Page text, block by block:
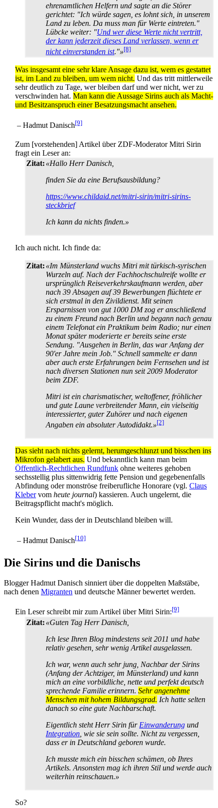
ehrenamtlichen Helfern und sagte an die Störer
gerichtet: "Ich würde sagen, es lohnt sich, in unserem
Land zu leben. Da muss man für Werte eintreten."
Lübcke weiter: "Und wer diese Werte nicht vertritt,
der kann jederzeit dieses Land verlassen, wenn er
nicht einverstanden ist."»[8]
Was insgesamt eine sehr klare Ansage dazu ist, wem es gestattet
ist, im Land zu bleiben, um wem nicht. Und das tritt mittlerweile
sehr deutlich zu Tage, wer bleiben darf und wer nicht, wer zu
verschwinden hat. Man kann die Aussage Sirins auch als Macht-
und Besitzanspruch einer Besatzungsmacht ansehen.
– Hadmut Danisch[9]
Zum [vorstehenden] Artikel über ZDF-Moderator Mitri Sirin
fragt ein Leser an:
Zitat: «Hallo Herr Danisch,
finden Sie da eine Berufsausbildung?
https://www.childaid.net/mitri-sirin/mitri-sirins-
steckbrief
Ich kann da nichts finden.»
Ich auch nicht. Ich finde da:
Zitat: «Im Münsterland wuchs Mitri mit türkisch-syrischen
Wurzeln auf. Nach der Fachhochschulreife wollte er
ursprünglich Reise­verkehrs­kaufmann werden, aber
nach 39 Absagen auf 39 Bewerbungen flüchtete er
sich erstmal in den Zivildienst. Mit seinen
Ersparnissen von gut 1000 DM zog er anschließend
zu einem Freund nach Berlin und begann nach genau
einem Telefonat ein Praktikum beim Radio; nur einen
Monat später moderierte er bereits seine erste
Sendung. "Ausgehen in Berlin, das war Anfang der
90'er Jahre mein Job." Schnell sammelte er dann
aber auch erste Erfahrungen beim Fernsehen und ist
nach diversen Stationen nun seit 2009 Moderator
beim ZDF.
Mitri ist ein charismatischer, weltoffener, fröhlicher
und gute Laune verbreitender Mann, ein vielseitig
interessierter, guter Zuhörer und nach eigenen
Angaben ein absoluter Autodidakt.»[2]
Das sieht nach nichts gelernt, herumgeschlunzt und bisschen ins
Mikrofon gelabert aus. Und bekanntlich kann man beim
Öffentlich-Rechtlichen Rundfunk ohne weiteres gehoben
sechsstellig plus sittenwidrig fette Pension und gegebenenfalls
Abfindung oder monströse freiberufliche Honorare (vgl. Claus
Klebervom heute journal) kassieren. Auch ungelernt, die
Beitragspflicht macht's möglich.
Kein Wunder, dass der in Deutschland bleiben will.
– Hadmut Danisch[10]
Die Sirins und die Danischs
Blogger Hadmut Danisch sinniert über die doppelten Maßstäbe,
nach denen Migranten und deutsche Männer bewertet werden.
Ein Leser schreibt mir zum Artikel über Mitri Sirin:[9]
Zitat: «Guten Tag Herr Danisch,
Ich lese Ihren Blog mindestens seit 2011 und habe
relativ gesehen, sehr wenig Artikel ausgelassen.
Ich war, wenn auch sehr jung, Nachbar der Sirins
(Anfang der Achtziger, im Münsterland) und kann
mich an eine vorbildliche, nette und perfekt deutsch
sprechende Familie erinnern. Sehr angenehme
Menschen mit hohem Bildungsgrad. Ich hatte selten
danach so eine gute Nachbarschaft.
Eigentlich steht Herr Sirin für Einwanderung und
Integration , wie sie sein sollte. Nicht zu vergessen,
dass er in Deutschland geboren wurde.
Ich musste mich ein bisschen schämen, ob Ihres
Artikels. Ansonsten mag ich ihren Stil und werde auch
weiterhin reinschauen.»
So?